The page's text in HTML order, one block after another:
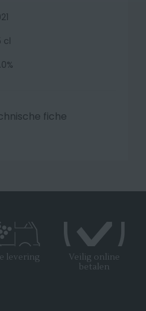
cl
fiche
levering
Veilig online
betalen